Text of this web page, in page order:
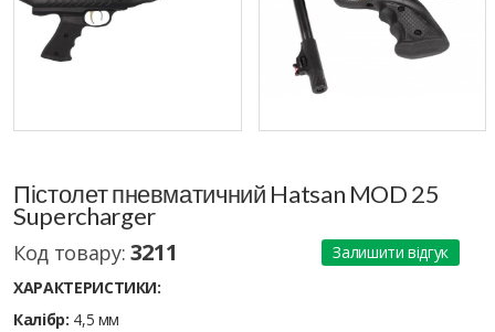
Пістолет пневматичний Hatsan MOD 25
Supercharger
Код товару: 3211
Залишити відгук
ХАРАКТЕРИСТИКИ:
Калібр: 4,5 мм